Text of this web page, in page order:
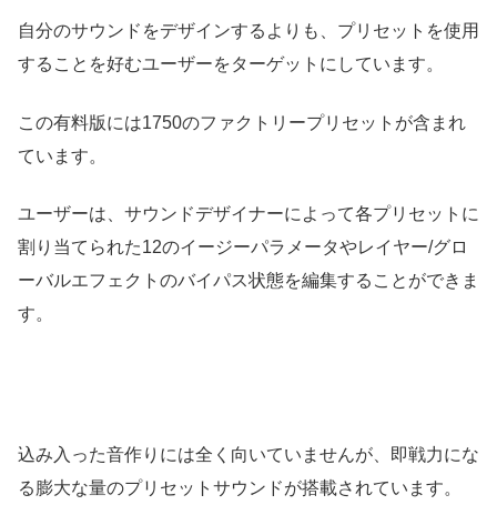
自分のサウンドをデザインするよりも、プリセットを使用
することを好むユーザーをターゲットにしています。
この有料版には1750のファクトリープリセットが含まれ
ています。
ユーザーは、サウンドデザイナーによって各プリセットに
割り当てられた12のイージーパラメータやレイヤー/グロ
ーバルエフェクトのバイパス状態を編集することができま
す。
込み入った音作りには全く向いていませんが、即戦力にな
る膨大な量のプリセットサウンドが搭載されています。